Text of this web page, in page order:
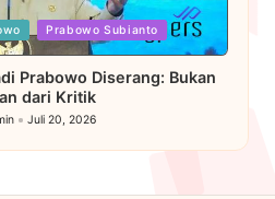
Prabowo Subianto
Prabowo Diserang: Bukan
dari Kritik
Juli 20, 2026